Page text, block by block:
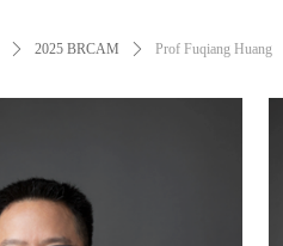
ꄲ 2025 BRCAM ꄲ Prof Fuqiang Huang